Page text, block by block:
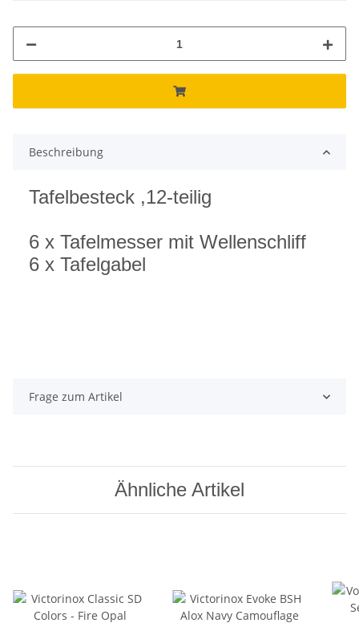
Beschreibung
Tafelbesteck ,12-teilig
6 x Tafelmesser mit Wellenschliff
6 x Tafelgabel
Frage zum Artikel
Ähnliche Artikel